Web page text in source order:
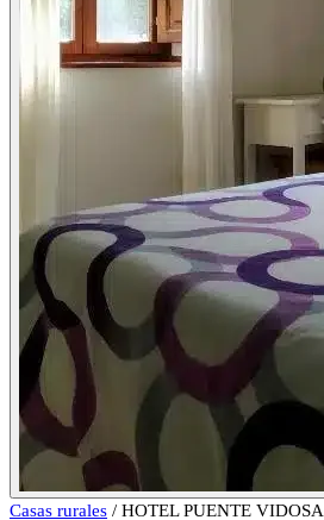
Casas rurales / HOTEL PUENTE VIDOSA